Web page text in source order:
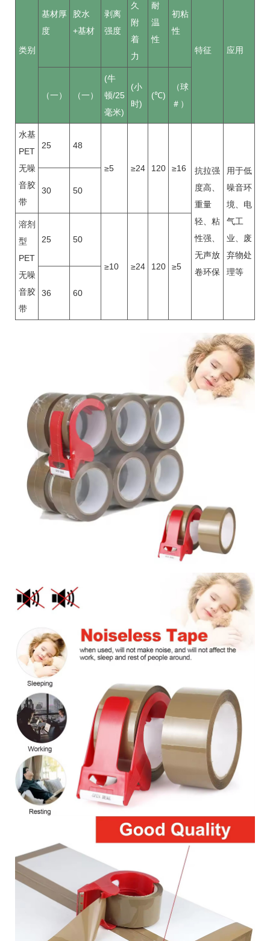
类别
基材厚
度
胶水
+基材
剥离
强度
久
附
着
力
耐
温
性
初粘
性
特征
应用
（一） （一）
(牛
顿/25
毫米)
(小
时)
(℃)
（球
＃）
水基
PET
无噪
音胶
带
25 48
≥5 ≥24 120 ≥16
抗拉强
度高、
重量
轻、粘
性强、
无声放
卷环保
用于低
噪音环
境、电
气工
业、废
弃物处
理等
30 50
溶剂
型
PET
无噪
音胶
带
25 50
≥10 ≥24 120 ≥5
36 60